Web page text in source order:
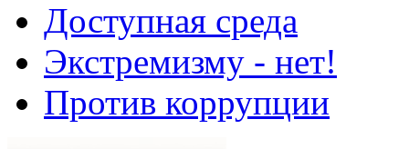
Доступная среда
Экстремизму - нет!
Против коррупции